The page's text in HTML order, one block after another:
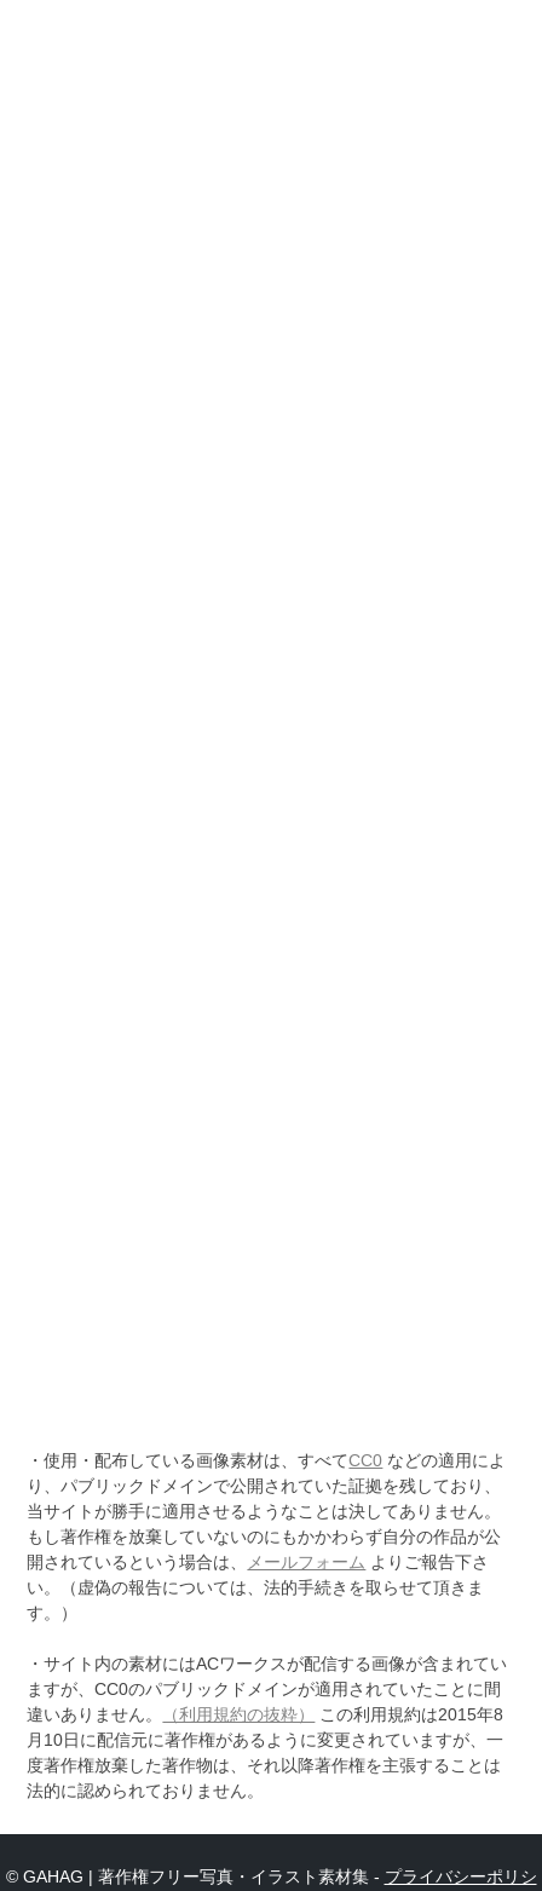
・使用・配布している画像素材は、すべてCC0 などの適用によ
り、パブリックドメインで公開されていた証拠を残しており、
当サイトが勝手に適用させるようなことは決してありません。
もし著作権を放棄していないのにもかかわらず自分の作品が公
開されているという場合は、
メールフォーム よりご報告下さ
い。（虚偽の報告については、法的手続きを取らせて頂きま
す。）
・サイト内の素材にはACワークスが配信する画像が含まれてい
ますが、CC0のパブリックドメインが適用されていたことに間
違いありません。
（利用規約の抜粋）
この利用規約は2015年8
月10日に配信元に著作権があるように変更されていますが、一
度著作権放棄した著作物は、それ以降著作権を主張することは
法的に認められておりません。
© GAHAG | 著作権フリー写真・イラスト素材集 - プライバシーポリシ